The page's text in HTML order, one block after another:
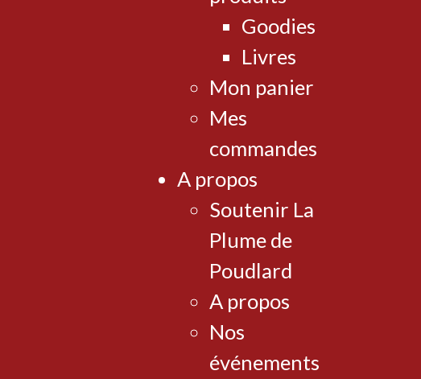
Goodies
Livres
Mon panier
Mes
commandes
A propos
Soutenir La
Plume de
Poudlard
A propos
Nos
événements